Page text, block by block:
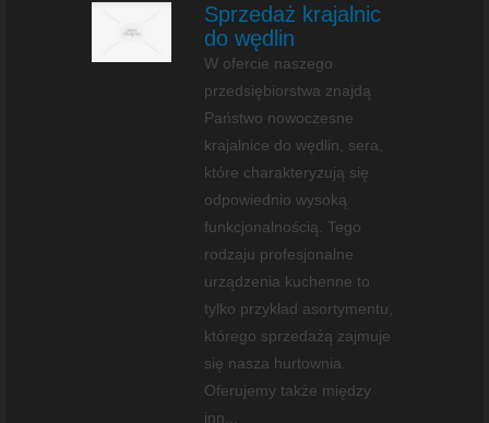
Sprzedaż krajalnic
do wędlin
W ofercie naszego
przedsiębiorstwa znajdą
Państwo nowoczesne
krajalnice do wędlin, sera,
które charakteryzują się
odpowiednio wysoką
funkcjonalnością. Tego
rodzaju profesjonalne
urządzenia kuchenne to
tylko przykład asortymentu,
którego sprzedażą zajmuje
się nasza hurtownia.
Oferujemy także między
inn...